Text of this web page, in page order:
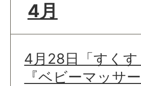
4月
4月28日「すく
『ベビーマッサ